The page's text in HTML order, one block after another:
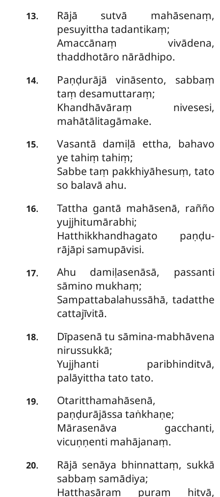
13. Rājā sutvā mahāsenaṃ,
pesuyittha tadantikaṃ;
Amaccānaṃ vivādena,
thaddhotāro nārādhipo.
14.
Paṇḍurājā vināsento, sabbaṃ
taṃ desamuttaraṃ;
Khandhāvāraṃ nivesesi,
mahātālitagāmake.
15.
Vasantā damiḷā ettha, bahavo
ye tahiṃ tahiṃ;
Sabbe taṃ pakkhiyāhesuṃ, tato
so balavā ahu.
16.
Tattha gantā mahāsenā, rañño
yujjhitumārabhi;
Hatthikkhandhagato paṇḍu-
rājāpi samupāvisi.
17.
Ahu damiḷasenāsā, passanti
sāmino mukhaṃ;
Sampattabalahussāhā, tadatthe
cattajīvitā.
18.
Dīpasenā tu sāmina-mabhāvena
nirussukkā;
Yujjhanti paribhinditvā,
palāyittha tato tato.
19.
Otaritthamahāsenā,
paṇḍurājāssa taṅkhaṇe;
Mārasenāva gacchanti,
vicuṇṇenti mahājanaṃ.
20.
Rājā senāya bhinnattaṃ, sukkā
sabbaṃ samādiya;
Hatthasāraṃ puraṃ hitvā,